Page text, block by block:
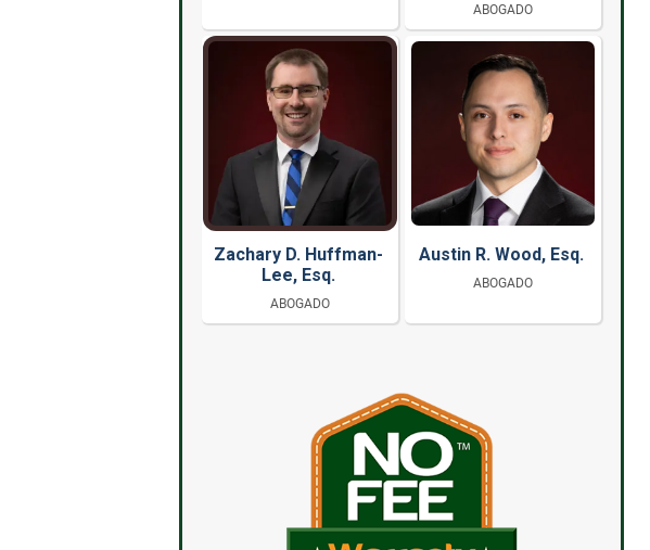
ABOGADO
Zachary D. Huffman-
Lee, Esq.
ABOGADO
Austin R. Wood, Esq.
ABOGADO